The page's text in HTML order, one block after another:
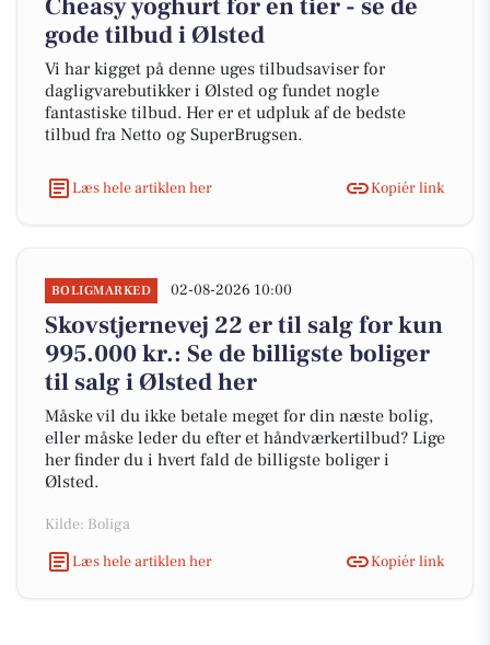
Cheasy yoghurt for en tier - se de
gode tilbud i Ølsted
Vi har kigget på denne uges tilbudsaviser for
dagligvarebutikker i Ølsted og fundet nogle
fantastiske tilbud. Her er et udpluk af de bedste
tilbud fra Netto og SuperBrugsen.
Læs hele artiklen her Kopiér link
BOLIGMARKED 02-08-2026 10:00
Skovstjernevej 22 er til salg for kun
995.000 kr.: Se de billigste boliger
til salg i Ølsted her
Måske vil du ikke betale meget for din næste bolig,
eller måske leder du efter et håndværkertilbud? Lige
her finder du i hvert fald de billigste boliger i
Ølsted.
Kilde: Boliga
Læs hele artiklen her
Kopiér link